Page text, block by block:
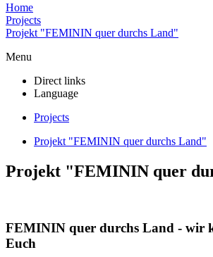
Home
Projects
Projekt "FEMININ quer durchs Land"
Menu
Direct links
Language
Projects
Projekt "FEMININ quer durchs Land"
Projekt "FEMININ quer
FEMININ quer durchs Land - wir
Euch